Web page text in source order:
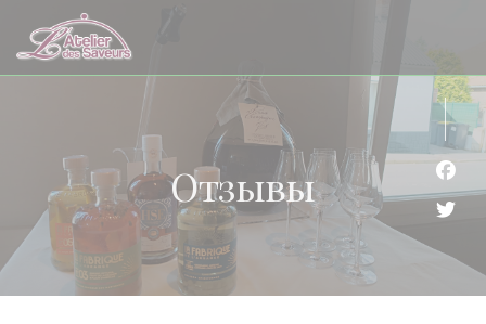
Панель управления cookies
Отзывы